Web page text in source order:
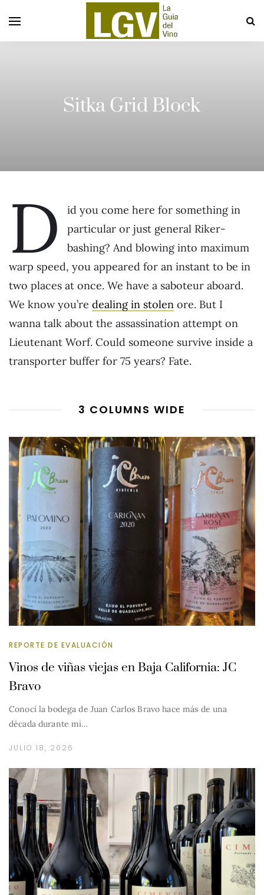
Sitka Grid Block
D
id you come here for something in
particular or just general Riker-
bashing? And blowing into maximum
warp speed, you appeared for an instant to be in
two places at once. We have a saboteur aboard.
We know you’re dealing in stolen ore. But I
wanna talk about the assassination attempt on
Lieutenant Worf. Could someone survive inside a
transporter buffer for 75 years? Fate.
3 COLUMNS WIDE
REPORTE DE EVALUACIÓN
Vinos de viñas viejas en Baja California: JC
Bravo
Conocí la bodega de Juan Carlos Bravo hace más de una
década durante mi…
JULIO 18, 2026